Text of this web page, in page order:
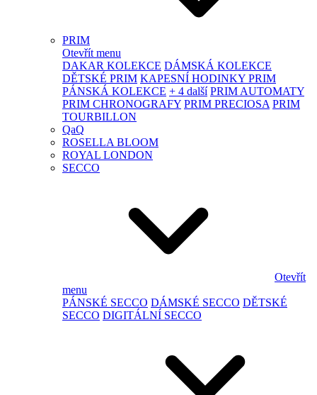
PRIM
Otevřít menu
DAKAR KOLEKCE DÁMSKÁ KOLEKCE
DĚTSKÉ PRIM KAPESNÍ HODINKY PRIM
PÁNSKÁ KOLEKCE + 4 další PRIM AUTOMATY
PRIM CHRONOGRAFY PRIM PRECIOSA PRIM
TOURBILLON
QaQ
ROSELLA BLOOM
ROYAL LONDON
SECCO
Otevřít
menu
PÁNSKÉ SECCO DÁMSKÉ SECCO DĚTSKÉ
SECCO DIGITÁLNÍ SECCO